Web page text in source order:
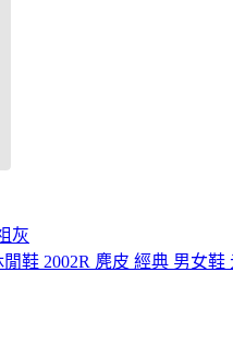
灰
閒鞋 2002R 麂皮 經典 男女